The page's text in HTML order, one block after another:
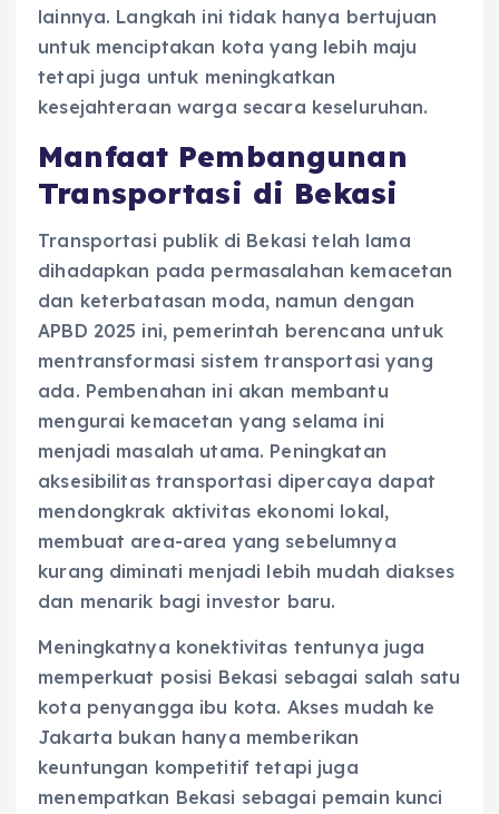
lainnya. Langkah ini tidak hanya bertujuan
untuk menciptakan kota yang lebih maju
tetapi juga untuk meningkatkan
kesejahteraan warga secara keseluruhan.
Manfaat Pembangunan
Transportasi di Bekasi
Transportasi publik di Bekasi telah lama
dihadapkan pada permasalahan kemacetan
dan keterbatasan moda, namun dengan
APBD 2025 ini, pemerintah berencana untuk
mentransformasi sistem transportasi yang
ada. Pembenahan ini akan membantu
mengurai kemacetan yang selama ini
menjadi masalah utama. Peningkatan
aksesibilitas transportasi dipercaya dapat
mendongkrak aktivitas ekonomi lokal,
membuat area-area yang sebelumnya
kurang diminati menjadi lebih mudah diakses
dan menarik bagi investor baru.
Meningkatnya konektivitas tentunya juga
memperkuat posisi Bekasi sebagai salah satu
kota penyangga ibu kota. Akses mudah ke
Jakarta bukan hanya memberikan
keuntungan kompetitif tetapi juga
menempatkan Bekasi sebagai pemain kunci